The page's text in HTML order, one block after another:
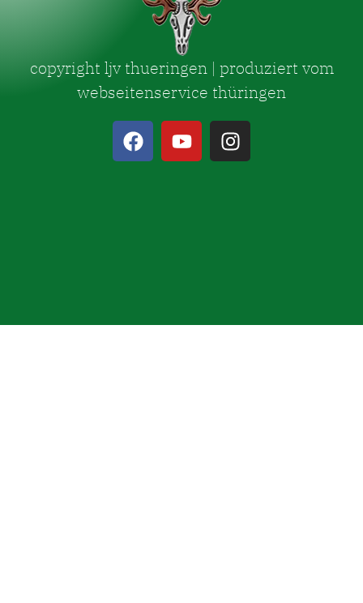
copyright ljv thueringen | produziert vom
webseitenservice thüringen